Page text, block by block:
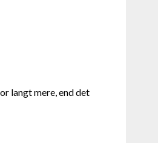
langt mere, end det